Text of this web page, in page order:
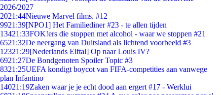
2026/2027
2021:44Nieuwe Marvel films. #12
9921:39[NPO1] Het Familiediner #23 - te allen tijden
13421:33FOK!ers die stoppen met alcohol - waar we stoppen #21
6521:32De neergang van Duitsland als lichtend voorbeeld #3
12321:29[Nederlands Elftal] Op naar Louis IV?
6921:27De Bondgenoten Spoiler Topic #3
8321:25UEFA kondigt boycot van FIFA-competities aan vanwege
plan Infantino
14021:19Zaken waar je je echt dood aan ergert #17 - Werklui